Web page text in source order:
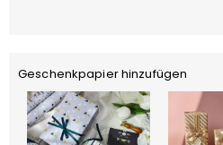
Geschenkpapier hinzufügen